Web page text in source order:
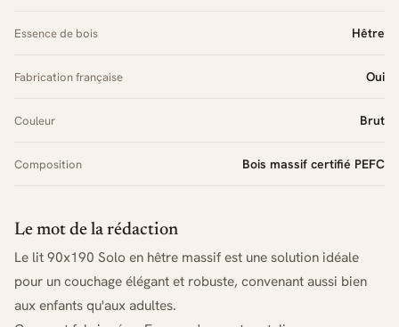
Essence de bois Hêtre
Fabrication française Oui
Couleur Brut
Composition Bois massif certifié PEFC
Le mot de la rédaction
Le lit 90x190 Solo en hêtre massif est une solution idéale
pour un couchage élégant et robuste, convenant aussi bien
aux enfants qu'aux adultes.